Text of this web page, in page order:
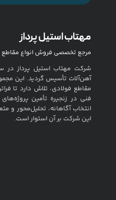
مهتاب استیل پرداز
مرجع تخصصی فروش انواع مقاطع
آهن‌آلات تأسیس گردید. این
مقاطع فولادی، تلاش دارد تا
فنی در زنجیره تأمین
انتخاب آگاهانه، تحلیل‌محور و
این شرکت بر آن استوار است.